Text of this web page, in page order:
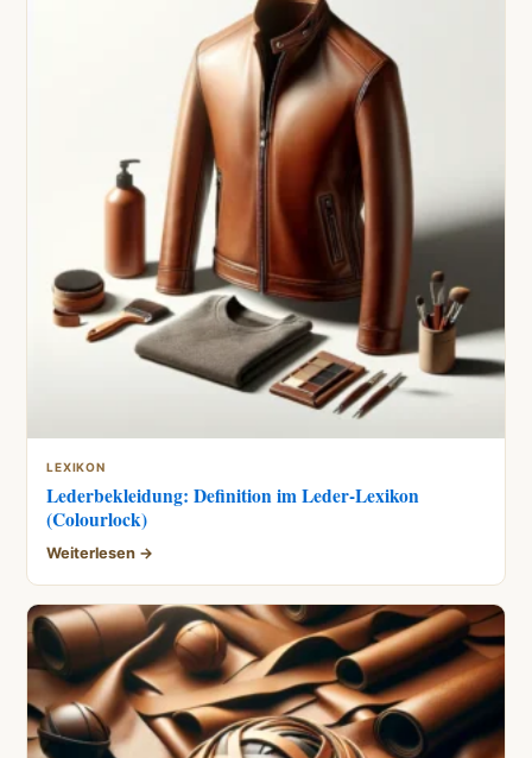
LEXIKON
Lederbekleidung: Definition im Leder-Lexikon
(Colourlock)
Weiterlesen →